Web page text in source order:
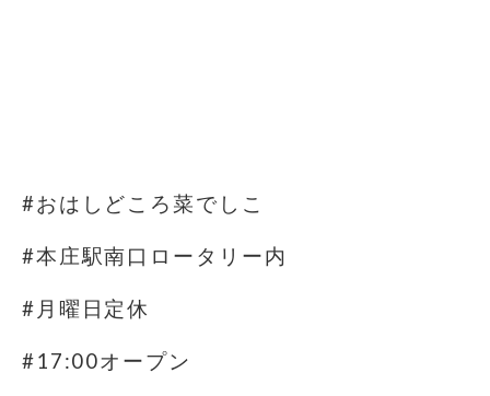
#おはしどころ菜でしこ
#本庄駅南口ロータリー内
#月曜日定休
#17:00オープン